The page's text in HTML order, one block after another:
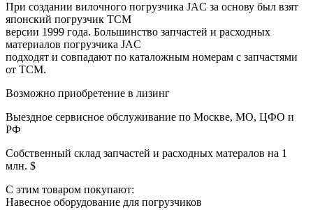
При создании вилочного погрузчика JAC за основу был взят
японский погрузчик ТСМ
версии 1999 года. Большинство запчастей и расходных
материалов погрузчика JAC
подходят и совпадают по каталожным номерам с запчастями
от ТСМ.
Возможно приобретение в лизинг
Выездное сервисное обслуживание по Москве, МО, ЦФО и
РФ
Собственный склад запчастей и расходных матералов на 1
млн. $
С этим товаром покупают:
Навесное оборудование для погрузчиков